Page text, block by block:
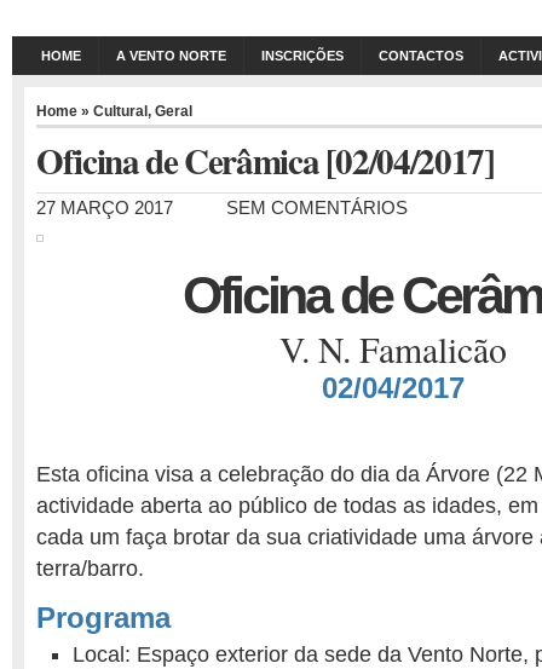
HOME A VENTO NORTE INSCRIÇÕES CONTACTOS
Home » Cultural , Geral
Oficina de Cerâmica [02/04/2017]
27 MARÇO 2017 SEM COMENTÁRIOS
Oficina de
V. N. Famalicão
02/04/2017
Esta oficina visa a celebração do dia da Árvore (22
actividade aberta ao público de todas as idades,
cada um faça brotar da sua criatividade uma árvore
terra/barro.
Programa
Local: Espaço exterior da sede da Vento Norte,